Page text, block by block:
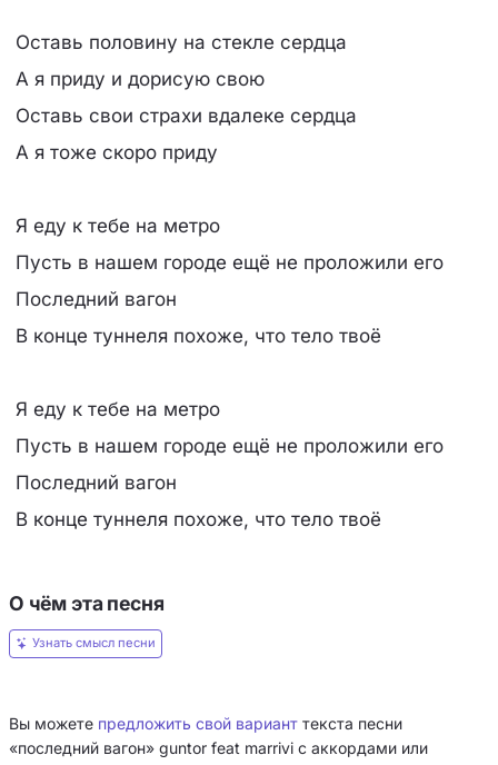
Оставь половину на стекле сердца
А я приду и дорисую свою
Оставь свои страхи вдалеке сердца
А я тоже скоро приду
Я еду к тебе на метро
Пусть в нашем городе ещё не проложили его
Последний вагон
В конце туннеля похоже, что тело твоё
Я еду к тебе на метро
Пусть в нашем городе ещё не проложили его
Последний вагон
В конце туннеля похоже, что тело твоё
О чём эта песня
Узнать смысл песни
Вы можете предложить свой вариант текста песни
«последний вагон» guntor feat marrivi с аккордами или